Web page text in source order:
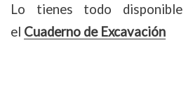
Lo tienes todo disponible
el Cuaderno de Excavación